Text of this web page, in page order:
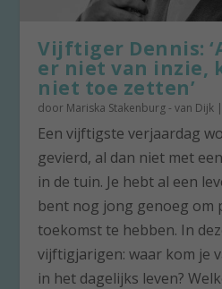
Vijftiger Dennis:
er niet van inzie,
niet toe zetten’
door Mariska Stakenburg - van Dijk |
Een vijftigste verjaardag
gevierd, al dan niet met
in de tuin. Je hebt al een
bent nog jong genoeg om
toekomst te hebben. In
vijftigjarigen: waar kom je
in het dagelijks leven?